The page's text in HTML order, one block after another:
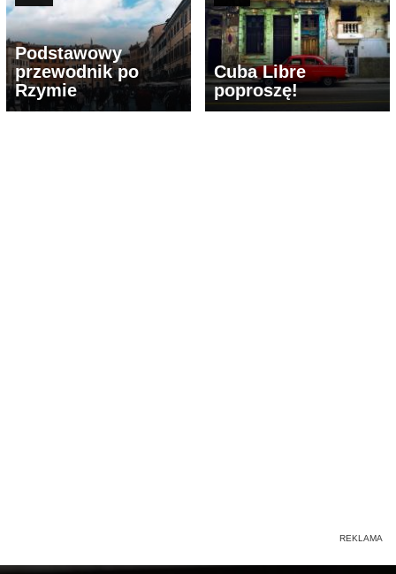
Podstawowy
przewodnik po
Rzymie
Cuba Libre
poproszę!